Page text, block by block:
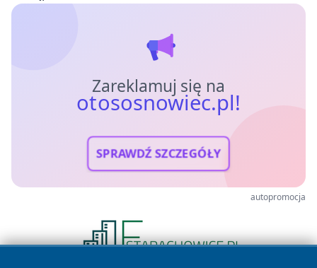
Zareklamuj się na
otososnowiec.pl!
SPRAWDŹ SZCZEGÓŁY
autopromocja